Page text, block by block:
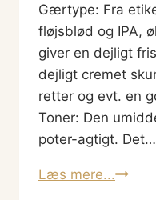
Gærtype: Fra
fløjsblød og IPA,
giver en dejligt
dejligt cremet
retter og evt. en
Toner: Den
poter-agtigt. Det…
Læs mere...